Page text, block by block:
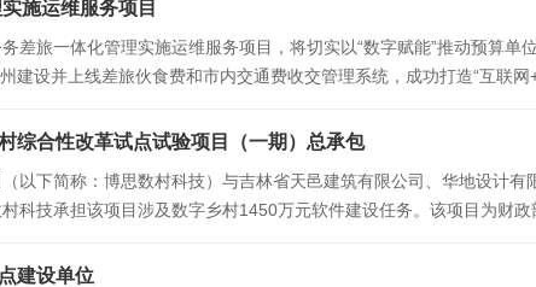
施运维服务项目
差旅一体化管理实施运维服务项目，将切实以“数字赋能”推动预算单
设并上线差旅伙食费和市内交通费收交管理系统，成功打造“互联网
综合性改革试点试验项目（一期）总承包
以下简称：博思数村科技）与吉林省天邑建筑有限公司、华地设计
科技承担该项目涉及数字乡村1450万元软件建设任务。该项目为财
建设单位